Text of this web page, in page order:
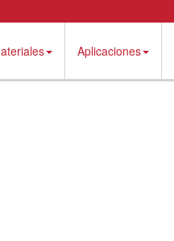
Aplicaciones